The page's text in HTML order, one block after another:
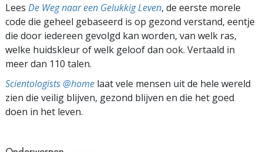
Lees De Weg naar een Gelukkig Leven, de eerste morele
code die geheel gebaseerd is op gezond verstand, eentje
die door iedereen gevolgd kan worden, van welk ras,
welke huidskleur of welk geloof dan ook. Vertaald in
meer dan 110 talen.
Scientologists @home laat vele mensen uit de hele wereld
zien die veilig blijven, gezond blijven en die het goed
doen in het leven.